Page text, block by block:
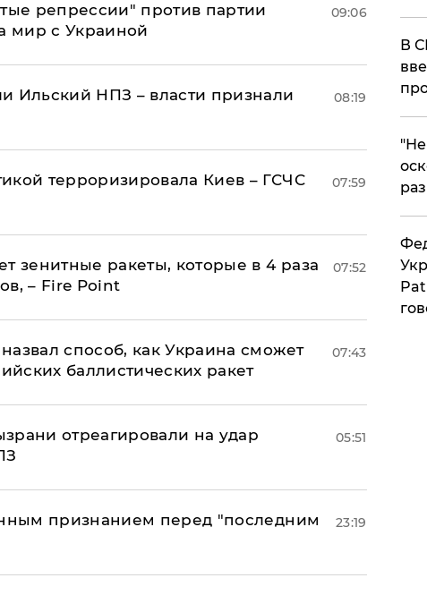
репрессии" против партии
мир с Украиной
09:06
Ильский НПЗ – власти признали
08:19
терроризировала Киев – ГСЧС
07:59
зенитные ракеты, которые в 4 раза
– Fire Point
07:52
способ, как Украина сможет
баллистических ракет
07:43
отреагировали на удар
05:51
признанием перед "последним
23:19
В